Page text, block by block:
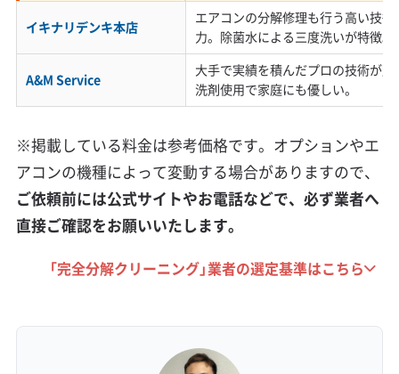
水ホースから外の湿気や臭いを逆流させてしま
うことがあります。
一方で、国分寺台や柏ヶ谷など、築年数が経過
した住宅地では、建物の構造上、床下や壁の中
から湿気が上がってくるケースも見られます。
この場合、エアコンの裏側など、見えない部分
からカビが広がることが少なくありません。
い、クリーニングをしてもすぐに臭いやカビが
イキナリデンキ本店
エアコンの分解修理も行う高い技術
力。除菌水による三度洗いが特徴。
A&M Service
大手で実績を積んだプロの技術が
洗剤使用で家庭にも優しい。
※掲載している料金は参考価格です。オプションやエ
アコンの機種によって変動する場合がありますので、
ご依頼前には公式サイトやお電話などで、必ず業者へ
直接ご確認をお願いいたします。
「完全分解クリーニング」業者の選定基準はこちら